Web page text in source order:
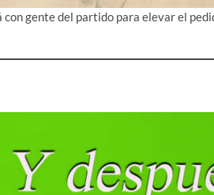
con gente del partido para elevar el